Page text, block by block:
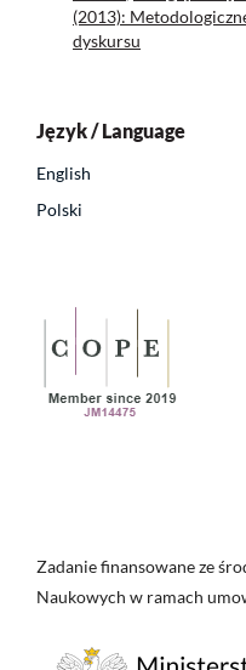
(2013):
dyskursu
Język / Language
English
Polski
Zadanie finansowane ze
Naukowych w ramach